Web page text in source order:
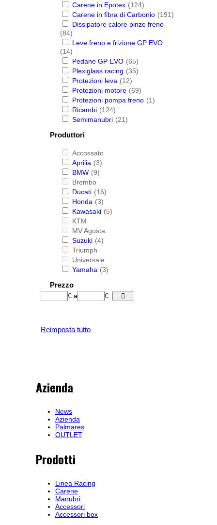
Carene in Epotex (124)
Carene in fibra di Carbonio (191)
Dissipatore calore pinze freno
(84)
Leve freno e frizione GP EVO
(14)
Pedane GP EVO (65)
Plexiglass racing (35)
Protezioni leva (12)
Protezioni motore (69)
Protezioni pompa freno (1)
Ricambi (124)
Semimanubri (21)
Produttori
Accossato
Aprilia (3)
BMW (9)
Brembo
Ducati (16)
Honda (3)
Kawasaki (5)
KTM
MV Agusta
Suzuki (4)
Triumph
Universale
Yamaha (3)
Prezzo
€a €
Reimposta tutto
Azienda
News
Azienda
Palmares
OUTLET
Prodotti
Linea Racing
Carene
Manubri
Accessori
Accessori box